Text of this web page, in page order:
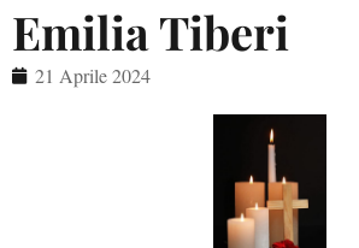
Emilia Tiberi
21 Aprile 2024